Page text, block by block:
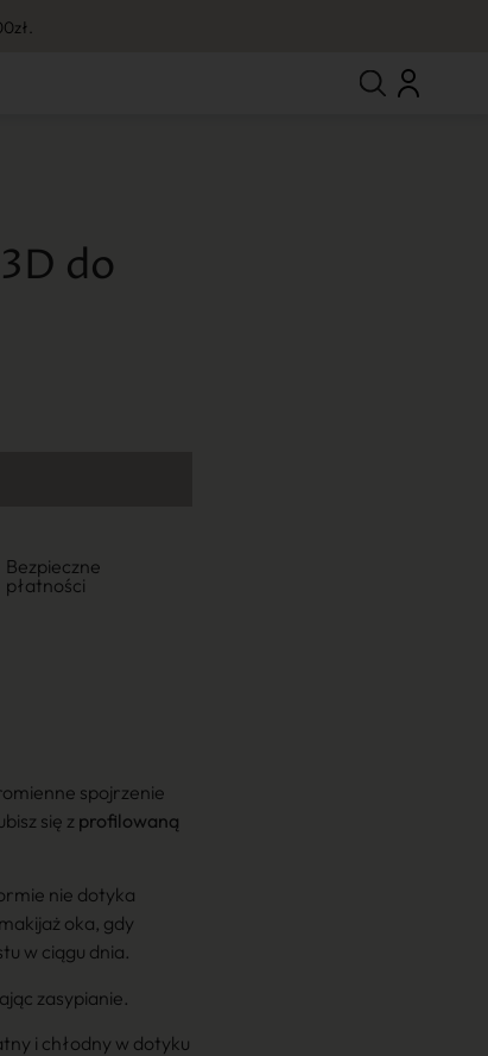
do
Bezpieczne
płatności
spojrzenie
się z profilowaną
nie dotyka
oka, gdy
w ciągu dnia.
zasypianie.
i chłodny w dotyku